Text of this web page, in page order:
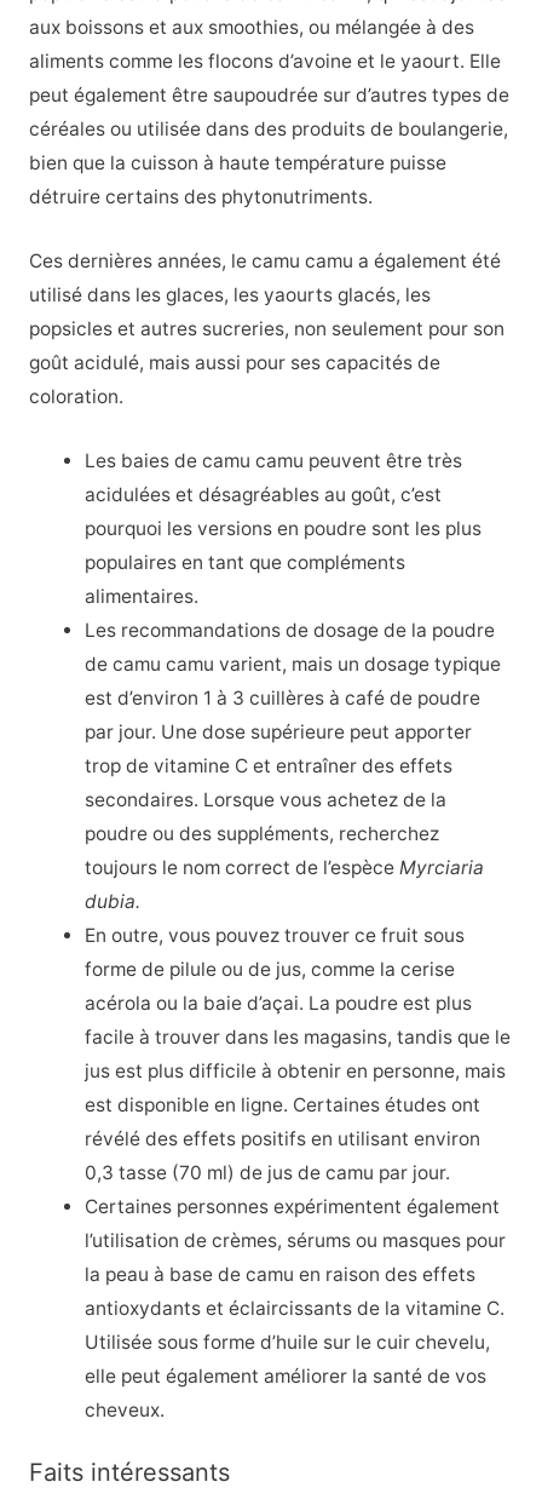
aux boissons et aux smoothies, ou mélangée à des
aliments comme les flocons d’avoine et le yaourt. Elle
peut également être saupoudrée sur d’autres types de
céréales ou utilisée dans des produits de boulangerie,
bien que la cuisson à haute température puisse
détruire certains des phytonutriments.
Ces dernières années, le camu camu a également été
utilisé dans les glaces, les yaourts glacés, les
popsicles et autres sucreries, non seulement pour son
goût acidulé, mais aussi pour ses capacités de
coloration.
Les baies de camu camu peuvent être très
acidulées et désagréables au goût, c’est
pourquoi les versions en poudre sont les plus
populaires en tant que compléments
alimentaires.
Les recommandations de dosage de la poudre
de camu camu varient, mais un dosage typique
est d’environ 1 à 3 cuillères à café de poudre
par jour. Une dose supérieure peut apporter
trop de vitamine C et entraîner des effets
secondaires. Lorsque vous achetez de la
poudre ou des suppléments, recherchez
toujours le nom correct de l’espèceMyrciaria
dubia.
En outre, vous pouvez trouver ce fruit sous
forme de pilule ou de jus, comme la cerise
acérola ou la baie d’açai. La poudre est plus
facile à trouver dans les magasins, tandis que le
jus est plus difficile à obtenir en personne, mais
est disponible en ligne. Certaines études ont
révélé des effets positifs en utilisant environ
0,3 tasse (70 ml) de jus de camu par jour.
Certaines personnes expérimentent également
l’utilisation de crèmes, sérums ou masques pour
la peau à base de camu en raison des effets
antioxydants et éclaircissants de la vitamine C.
Utilisée sous forme d’huile sur le cuir chevelu,
elle peut également améliorer la santé de vos
cheveux.
Faits intéressants